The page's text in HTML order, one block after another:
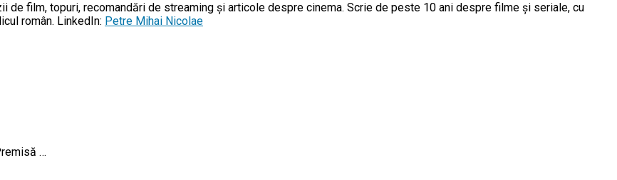
de film, topuri, recomandări de streaming și articole despre cinema. Scrie de peste 10 ani despre filme și seriale, cu
român. LinkedIn: Petre Mihai Nicolae
…